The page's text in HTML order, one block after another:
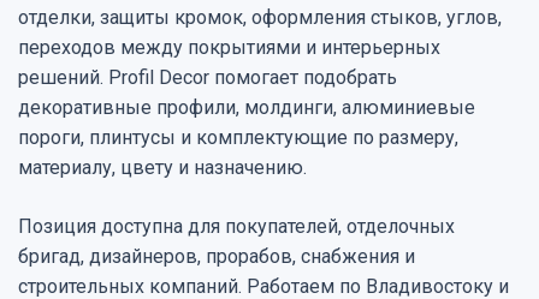
отделки, защиты кромок, оформления стыков, углов,
переходов между покрытиями и интерьерных
решений. Profil Decor помогает подобрать
декоративные профили, молдинги, алюминиевые
пороги, плинтусы и комплектующие по размеру,
материалу, цвету и назначению.
Позиция доступна для покупателей, отделочных
бригад, дизайнеров, прорабов, снабжения и
строительных компаний. Работаем по Владивостоку и